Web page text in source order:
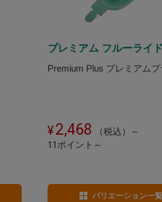
プレミアム フルーライ
Premium Plus プレミアムプ
2,468
（税込）～
11ポイント～
バリエーション一